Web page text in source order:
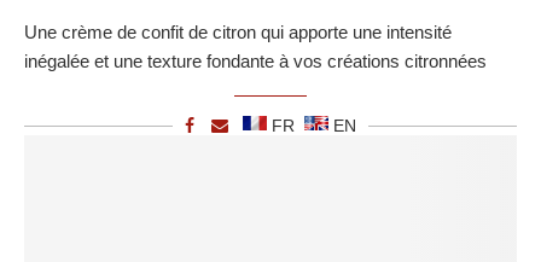
Une crème de confit de citron qui apporte une intensité
inégalée et une texture fondante à vos créations citronnées
FR EN